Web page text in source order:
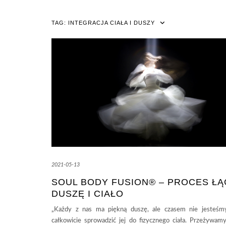
TAG: INTEGRACJA CIAŁA I DUSZY
2021-05-13
SOUL BODY FUSION® – PROCES
DUSZĘ I CIAŁO
„Każdy z nas ma piękną duszę, ale czasem nie
całkowicie sprowadzić jej do fizycznego ciała.